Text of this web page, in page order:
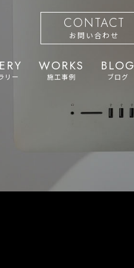
CONTACT
お問い合わせ
リー
WORKS
施工事例
BLOG
ブログ